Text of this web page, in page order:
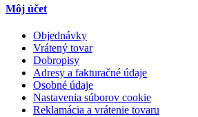
Môj účet
Objednávky
Vrátený tovar
Dobropisy
Adresy a fakturačné údaje
Osobné údaje
Nastavenia súborov cookie
Reklamácia a vrátenie tovaru